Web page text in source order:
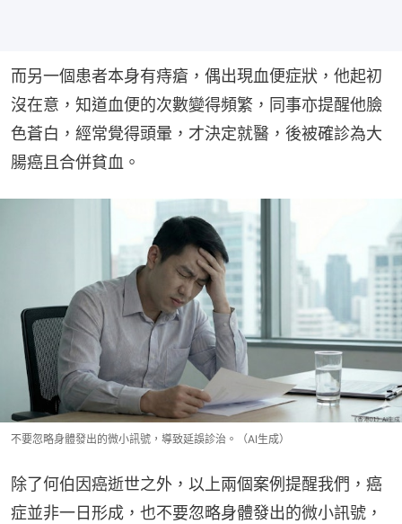
而另一個患者本身有痔瘡，偶出現血便症狀，他起初
沒在意，知道血便的次數變得頻繁，同事亦提醒他臉
色蒼白，經常覺得頭暈，才決定就醫，後被確診為大
腸癌且合併貧血。
不要忽略身體發出的微小訊號，導致延誤診治。（AI生成）
除了何伯因癌逝世之外，以上兩個案例提醒我們，癌
症並非一日形成，也不要忽略身體發出的微小訊號，